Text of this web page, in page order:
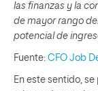
las finanzas y la
de mayor rango
potencial de
Fuente: CFO Job
En este sentido,